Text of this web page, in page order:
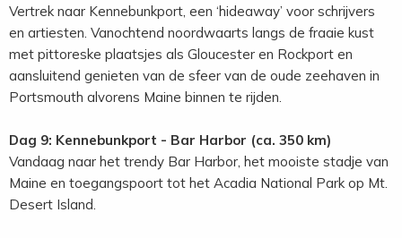
Vertrek naar Kennebunkport, een ‘hideaway’ voor schrijvers
en artiesten. Vanochtend noordwaarts langs de fraaie kust
met pittoreske plaatsjes als Gloucester en Rockport en
aansluitend genieten van de sfeer van de oude zeehaven in
Portsmouth alvorens Maine binnen te rijden.
Dag 9: Kennebunkport - Bar Harbor (ca. 350 km)
Vandaag naar het trendy Bar Harbor, het mooiste stadje van
Maine en toegangspoort tot het Acadia National Park op Mt.
Desert Island.